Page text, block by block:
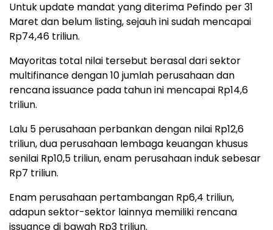
Untuk update mandat yang diterima Pefindo per 31
Maret dan belum listing, sejauh ini sudah mencapai
Rp74,46 triliun.
Mayoritas total nilai tersebut berasal dari sektor
multifinance dengan 10 jumlah perusahaan dan
rencana issuance pada tahun ini mencapai Rp14,6
triliun.
Lalu 5 perusahaan perbankan dengan nilai Rp12,6
triliun, dua perusahaan lembaga keuangan khusus
senilai Rp10,5 triliun, enam perusahaan induk sebesar
Rp7 triliun.
Enam perusahaan pertambangan Rp6,4 triliun,
adapun sektor-sektor lainnya memiliki rencana
issuance di bawah Rp3 triliun.